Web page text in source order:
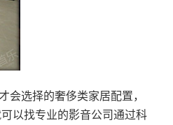
会选择的奢侈类家居配置，
以找专业的影音公司通过科